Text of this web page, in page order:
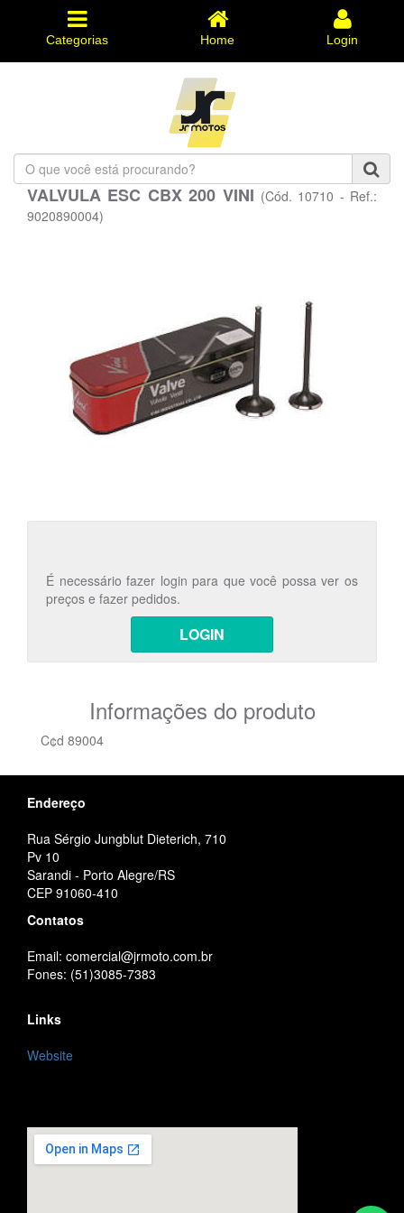
Categorias Home Login
O
que
você
está
VALVULA ESC CBX 200 VINI (Cód. 10710 - Ref.:
9020890004)
É necessário fazer login para que você possa ver os
preços e fazer pedidos.
LOGIN
Informações do produto
C¢d 89004
Endereço
Rua Sérgio Jungblut Dieterich, 710
Pv 10
Sarandi - Porto Alegre/RS
CEP 91060-410
Contatos
Email: comercial@jrmoto.com.br
Fones: (51)3085-7383
Links
Website